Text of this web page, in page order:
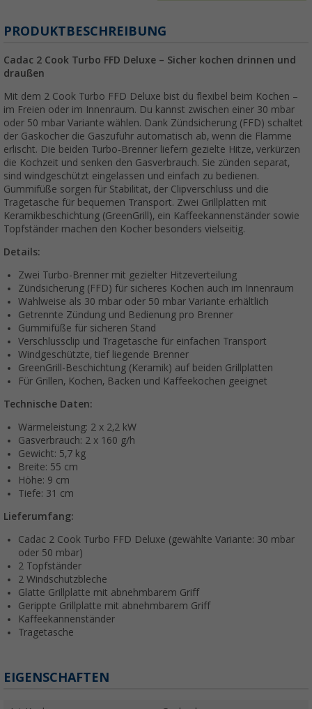
PRODUKTBESCHREIBUNG
Cadac 2 Cook Turbo FFD Deluxe – Sicher kochen drinnen und
draußen
Mit dem 2 Cook Turbo FFD Deluxe bist du flexibel beim Kochen –
im Freien oder im Innenraum. Du kannst zwischen einer 30 mbar
oder 50 mbar Variante wählen. Dank Zündsicherung (FFD) schaltet
der Gaskocher die Gaszufuhr automatisch ab, wenn die Flamme
erlischt. Die beiden Turbo-Brenner liefern gezielte Hitze, verkürzen
die Kochzeit und senken den Gasverbrauch. Sie zünden separat,
sind windgeschützt eingelassen und einfach zu bedienen.
Gummifüße sorgen für Stabilität, der Clipverschluss und die
Tragetasche für bequemen Transport. Zwei Grillplatten mit
Keramikbeschichtung (GreenGrill), ein Kaffeekannenständer sowie
Topfständer machen den Kocher besonders vielseitig.
Details:
Zwei Turbo-Brenner mit gezielter Hitzeverteilung
Zündsicherung (FFD) für sicheres Kochen auch im Innenraum
Wahlweise als 30 mbar oder 50 mbar Variante erhältlich
Getrennte Zündung und Bedienung pro Brenner
Gummifüße für sicheren Stand
Verschlussclip und Tragetasche für einfachen Transport
Windgeschützte, tief liegende Brenner
GreenGrill-Beschichtung (Keramik) auf beiden Grillplatten
Für Grillen, Kochen, Backen und Kaffeekochen geeignet
Technische Daten:
Wärmeleistung: 2 x 2,2 kW
Gasverbrauch: 2 x 160 g/h
Gewicht: 5,7 kg
Breite: 55 cm
Höhe: 9 cm
Tiefe: 31 cm
Lieferumfang:
Cadac 2 Cook Turbo FFD Deluxe (gewählte Variante: 30 mbar
oder 50 mbar)
2 Topfständer
2 Windschutzbleche
Glatte Grillplatte mit abnehmbarem Griff
Gerippte Grillplatte mit abnehmbarem Griff
Kaffeekannenständer
Tragetasche
EIGENSCHAFTEN